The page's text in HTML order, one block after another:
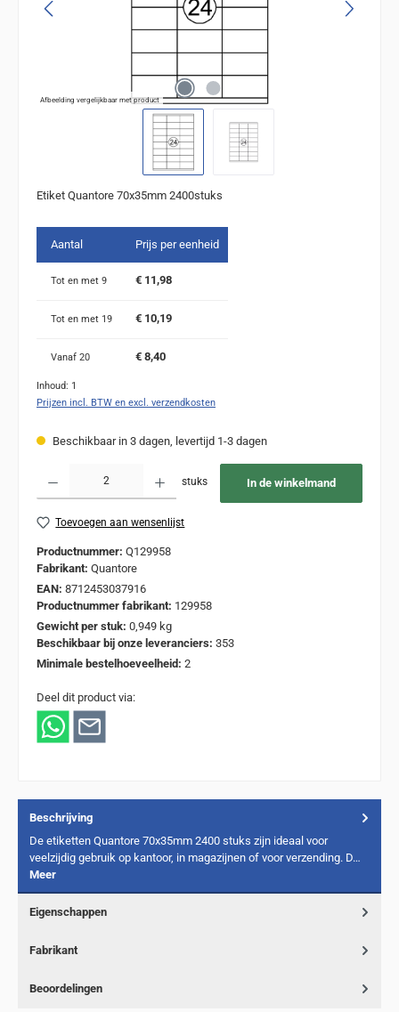
Afbeelding vergelijkbaar met product
Etiket Quantore 70x35mm 2400stuks
Aantal Prijs per eenheid
Tot en met 9 € 11,98
Tot en met 19 € 10,19
Vanaf 20 € 8,40
Inhoud: 1
Prijzen incl. BTW en excl. verzendkosten
Beschikbaar in 3 dagen, levertijd 1-3 dagen
stuks In de winkelmand
Toevoegen aan wensenlijst
Productnummer: Q129958
Fabrikant: Quantore
EAN: 8712453037916
Productnummer fabrikant: 129958
Gewicht per stuk: 0,949 kg
Beschikbaar bij onze leveranciers: 353
Minimale bestelhoeveelheid: 2
Deel dit product via:
Beschrijving
De etiketten Quantore 70x35mm 2400 stuks zijn ideaal voor
veelzijdig gebruik op kantoor, in magazijnen of voor verzending. D…
Meer
Eigenschappen
Fabrikant
Beoordelingen